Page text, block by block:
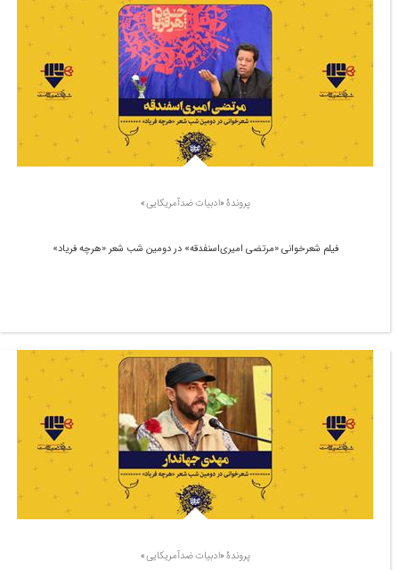
پروندۀ «ادبیات ضدآمریکایی»
فیلم شعرخوانی «مرتضی امیری‌اسنفدقه» در دومین شب شعر «هرچه فریاد»
پروندۀ «ادبیات ضدآمریکایی»